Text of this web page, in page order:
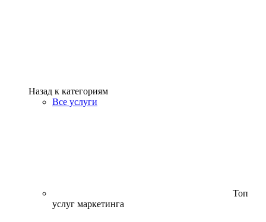
Назад к категориям
Все услуги
Топ
услуг маркетинга